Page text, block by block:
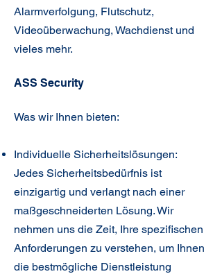
Alarmverfolgung, Flutschutz,
Videoüberwachung, Wachdienst und
vieles mehr.
ASS Security
Was wir Ihnen bieten:
Individuelle Sicherheitslösungen:
Jedes Sicherheitsbedürfnis ist
einzigartig und verlangt nach einer
maßgeschneiderten Lösung. Wir
nehmen uns die Zeit, Ihre spezifischen
Anforderungen zu verstehen, um Ihnen
die bestmögliche Dienstleistung